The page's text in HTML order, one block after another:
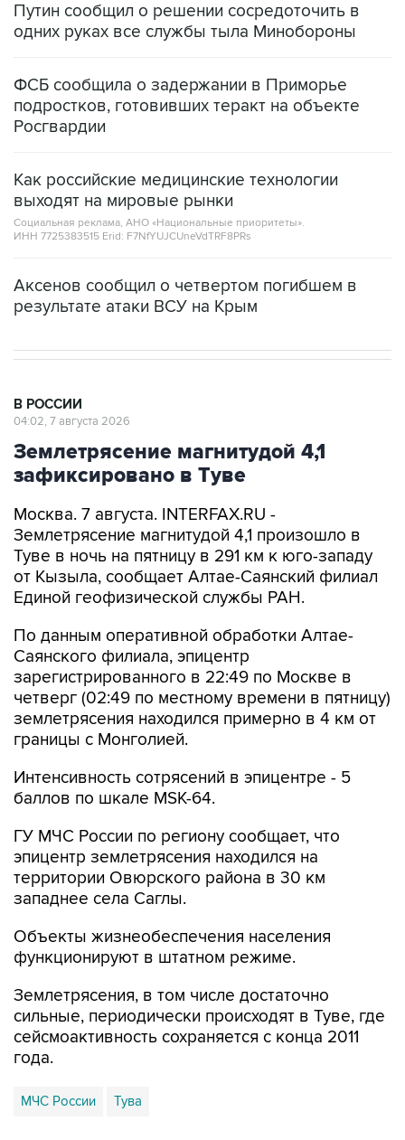
Путин сообщил о решении сосредоточить в
одних руках все службы тыла Минобороны
ФСБ сообщила о задержании в Приморье
подростков, готовивших теракт на объекте
Росгвардии
Как российские медицинские технологии
выходят на мировые рынки
Социальная реклама, АНО «Национальные приоритеты».
ИНН 7725383515 Erid: F7NfYUJCUneVdTRF8PRs
Аксенов сообщил о четвертом погибшем в
результате атаки ВСУ на Крым
В РОССИИ
04:02, 7 августа 2026
Землетрясение магнитудой 4,1
зафиксировано в Туве
Москва. 7 августа. INTERFAX.RU -
Землетрясение магнитудой 4,1 произошло в
Туве в ночь на пятницу в 291 км к юго-западу
от Кызыла, сообщает Алтае-Саянский филиал
Единой геофизической службы РАН.
По данным оперативной обработки Алтае-
Саянского филиала, эпицентр
зарегистрированного в 22:49 по Москве в
четверг (02:49 по местному времени в пятницу)
землетрясения находился примерно в 4 км от
границы с Монголией.
Интенсивность сотрясений в эпицентре - 5
баллов по шкале MSK-64.
ГУ МЧС России по региону сообщает, что
эпицентр землетрясения находился на
территории Овюрского района в 30 км
западнее села Саглы.
Объекты жизнеобеспечения населения
функционируют в штатном режиме.
Землетрясения, в том числе достаточно
сильные, периодически происходят в Туве, где
сейсмоактивность сохраняется с конца 2011
года.
МЧС России Тува